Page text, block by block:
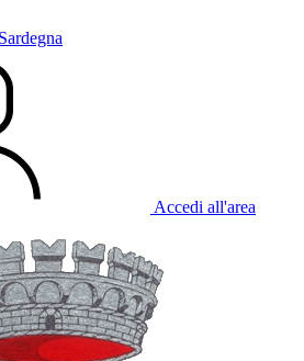
Accedi all'area